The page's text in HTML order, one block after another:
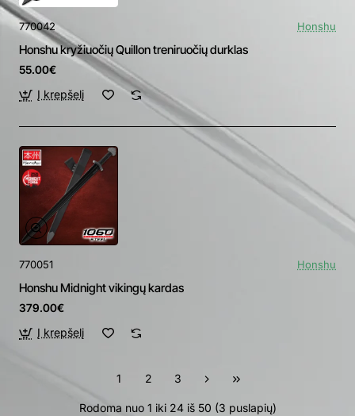
770042 Honshu
Honshu kryžiuočių Quillon treniruočių durklas
55.00€
Į krepšelį
770051 Honshu
Honshu Midnight vikingų kardas
379.00€
Į krepšelį
1 2 3
Rodoma nuo 1 iki 24 iš 50 (3 puslapių)